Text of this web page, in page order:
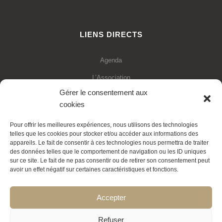
Gérer le consentement aux
cookies
Pour offrir les meilleures expériences, nous utilisons des technologies
telles que les cookies pour stocker et/ou accéder aux informations des
appareils. Le fait de consentir à ces technologies nous permettra de traiter
des données telles que le comportement de navigation ou les ID uniques
sur ce site. Le fait de ne pas consentir ou de retirer son consentement peut
avoir un effet négatif sur certaines caractéristiques et fonctions.
Accepter
Refuser
LIENS DIRECTS
Agenda
L’Association
Financements
Adhésion en ligne
Faire un don déductible
Contactez-nous
Politique de cookies